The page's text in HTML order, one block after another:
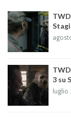
3 su
luglio